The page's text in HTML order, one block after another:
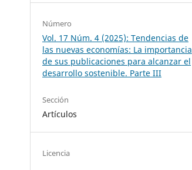
Número
Vol. 17 Núm. 4 (2025): Tendencias de
las nuevas economías: La importancia
de sus publicaciones para alcanzar el
desarrollo sostenible. Parte III
Sección
Artículos
Licencia